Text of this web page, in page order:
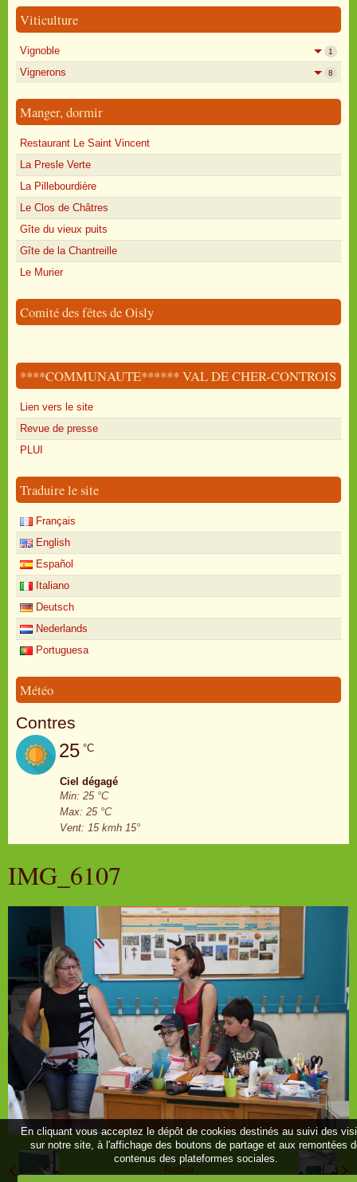
Viticulture
Vignoble 1
Vignerons 8
Manger, dormir
Restaurant Le Saint Vincent
La Presle Verte
La Pillebourdière
Le Clos de Châtres
Gîte du vieux puits
Gîte de la Chantreille
Le Murier
Comité des fêtes de Oisly
****COMMUNAUTE****** VAL DE CHER-CONTROIS
Lien vers le site
Revue de presse
PLUI
Traduire le site
Français
English
Español
Italiano
Deutsch
Nederlands
Portuguesa
Météo
Contres
25 °C
Ciel dégagé
Min: 25 °C
Max: 25 °C
Vent: 15 kmh 15°
IMG_6107
Retour
En cliquant vous acceptez le dépôt de cookies destinés au suivi des
sur notre site, à l'affichage des boutons de partage et aux remontées
contenus des plateformes sociales.